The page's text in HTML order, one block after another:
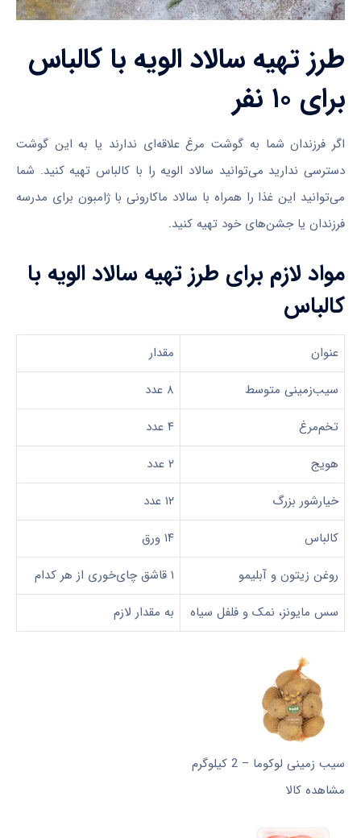
طرز تهیه سالاد الویه با کالباس
برای ۱۰ نفر
اگر فرزندان شما به گوشت مرغ علاقه‌ای ندارند یا به این گوشت
دسترسی ندارید می‌توانید سالاد الویه را با کالباس تهیه کنید. شما
می‌توانید این غذا را همراه با سالاد ماکارونی با ژامبون برای مدرسه
فرزندان یا جشن‌های خود تهیه کنید.
مواد لازم برای طرز تهیه سالاد الویه با
کالباس
عنوان
مقدار
سیب‌زمینی متوسط
۸ عدد
تخم‌مرغ
۴ عدد
هویج
۲ عدد
خیارشور بزرگ
۱۲ عدد
کالباس
۱۴ ورق
روغن زیتون و آبلیمو
۱ قاشق چای‌خوری از هر کدام
سس مایونز، نمک و فلفل سیاه
به مقدار لازم
سیب زمینی لوکوما – 2 کیلوگرم
مشاهده کالا